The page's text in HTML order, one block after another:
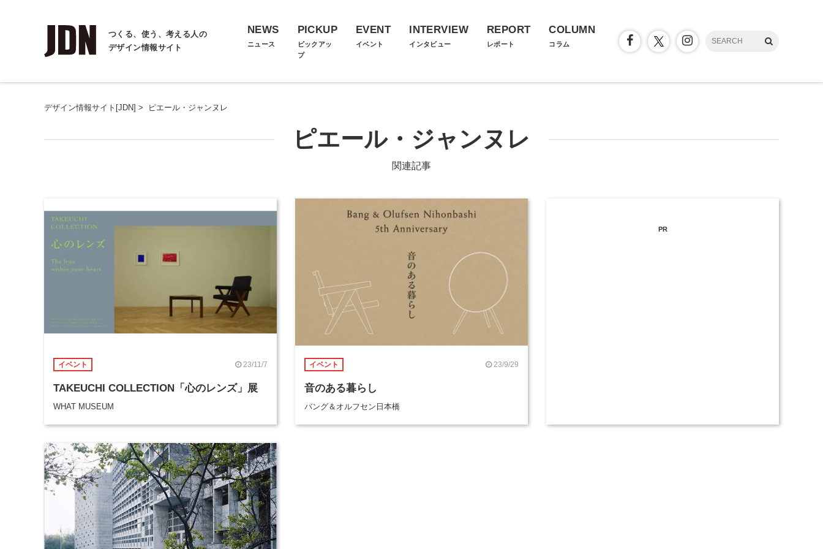
つくる、使う、考える人の
デザイン情報サイト
NEWS
ニュース
PICKUP
ピックアッ
プ
EVENT
イベント
INTERVIEW
インタビュー
REPORT
レポート
COLUMN
コラム
デザイン情報サイト[JDN] > ピエール・ジャンヌレ
ピエール・ジャンヌレ
関連記事
イベント 23/11/7
TAKEUCHI COLLECTION「心のレンズ」展
WHAT MUSEUM
イベント 23/9/29
音のある暮らし
バング＆オルフセン日本橋
PR